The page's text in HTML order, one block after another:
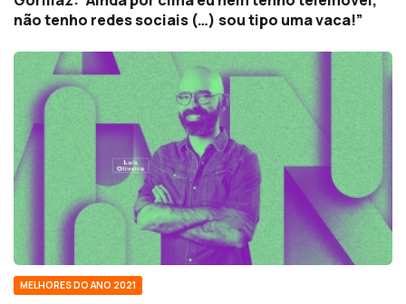
não tenho redes sociais (…) sou tipo uma vaca!”
MELHORES DO ANO 2021